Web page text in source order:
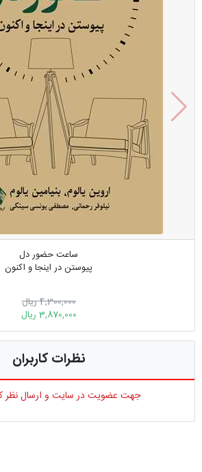
ساعت حضور دل
پیوستن در اینجا و اکنون
4,300,000 ریال
3,870,000 ریال
نظرات کاربران
جهت عضویت در سایت و ارسال نظر